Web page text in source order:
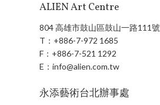
ALIEN Art Centre
804 高雄市鼓山區鼓山一路111號
T： +886-7-972 1685
F： +886-7-521 1292
E：info@alien.com.tw
永添藝術台北辦事處